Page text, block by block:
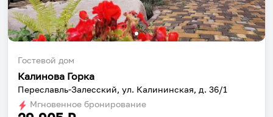
Гостевой дом
Калинова Горка
Переславль-Залесский, ул. Калининская, д. 36/1
Мгновенное бронирование